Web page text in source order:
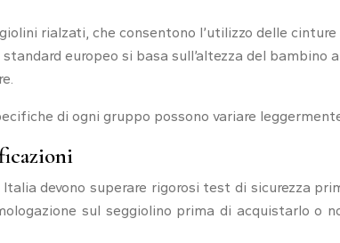
rialzati, che consentono l’utilizzo delle
europeo si basa sull’altezza del
di ogni gruppo possono variare
devono superare rigorosi test di sicurezza
sul seggiolino prima di acquistarlo